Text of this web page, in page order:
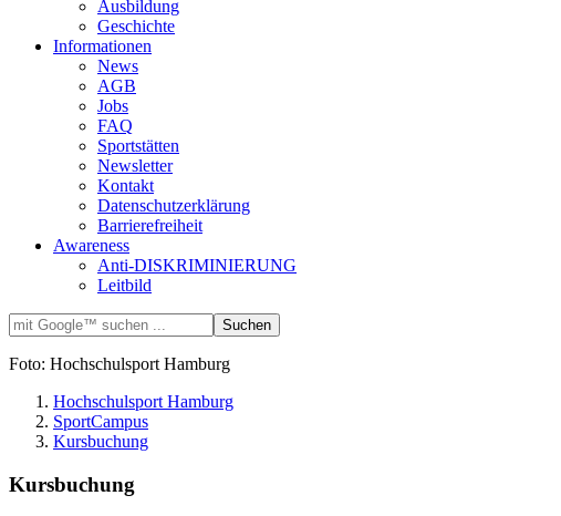
Ausbildung
Geschichte
Informationen
News
AGB
Jobs
FAQ
Sportstätten
Newsletter
Kontakt
Datenschutzerklärung
Barrierefreiheit
Awareness
Anti-DISKRIMINIERUNG
Leitbild
Foto: Hochschulsport Hamburg
Hochschulsport Hamburg
SportCampus
Kursbuchung
Kursbuchung